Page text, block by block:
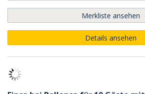
Merkliste ansehen
Details ansehen